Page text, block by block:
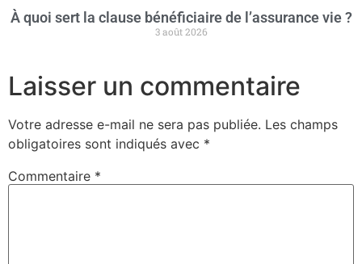
À quoi sert la clause bénéficiaire de l’assurance vie ?
3 août 2026
Laisser un commentaire
Votre adresse e-mail ne sera pas publiée. Les champs
obligatoires sont indiqués avec *
Commentaire *